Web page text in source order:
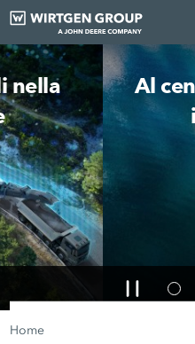
Al centro
innovativi
Home